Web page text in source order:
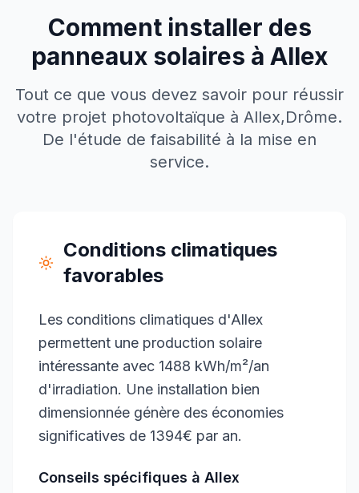
Comment installer des
panneaux solaires à Allex
Tout ce que vous devez savoir pour réussir
votre projet photovoltaïque à Allex,Drôme.
De l'étude de faisabilité à la mise en
service.
Conditions climatiques
favorables
Les conditions climatiques d'Allex
permettent une production solaire
intéressante avec 1488 kWh/m²/an
d'irradiation. Une installation bien
dimensionnée génère des économies
significatives de 1394€ par an.
Conseils spécifiques à Allex